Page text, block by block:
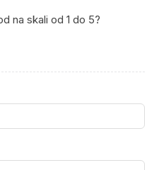
na skali od 1 do 5?